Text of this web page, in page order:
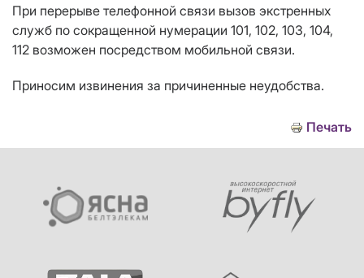
При перерыве телефонной связи вызов экстренных
служб по сокращенной нумерации 101, 102, 103, 104,
112 возможен посредством мобильной связи.
Приносим извинения за причиненные неудобства.
Печать